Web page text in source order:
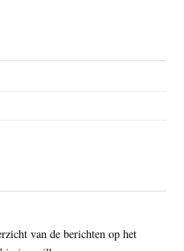
van de berichten op het